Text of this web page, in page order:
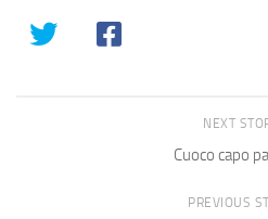
NEXT
Cuoco capo
PREVIOUS